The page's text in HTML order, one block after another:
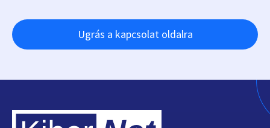
Ugrás a kapcsolat oldalra